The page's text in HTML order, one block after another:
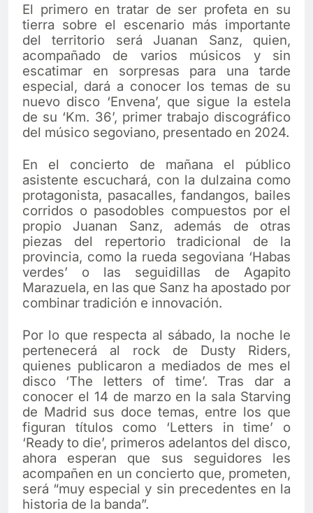
El primero en tratar de ser profeta en su
tierra sobre el escenario más importante
del territorio será Juanan Sanz, quien,
acompañado de varios músicos y sin
escatimar en sorpresas para una tarde
especial, dará a conocer los temas de su
nuevo disco ‘Envena’, que sigue la estela
de su ‘Km. 36’, primer trabajo discográfico
del músico segoviano, presentado en 2024.
En el concierto de mañana el público
asistente escuchará, con la dulzaina como
protagonista, pasacalles, fandangos, bailes
corridos o pasodobles compuestos por el
propio Juanan Sanz, además de otras
piezas del repertorio tradicional de la
provincia, como la rueda segoviana ‘Habas
verdes’ o las seguidillas de Agapito
Marazuela, en las que Sanz ha apostado por
combinar tradición e innovación.
Por lo que respecta al sábado, la noche le
pertenecerá al rock de Dusty Riders,
quienes publicaron a mediados de mes el
disco ‘The letters of time’. Tras dar a
conocer el 14 de marzo en la sala Starving
de Madrid sus doce temas, entre los que
figuran títulos como ‘Letters in time’ o
‘Ready to die’, primeros adelantos del disco,
ahora esperan que sus seguidores les
acompañen en un concierto que, prometen,
será “muy especial y sin precedentes en la
historia de la banda”.